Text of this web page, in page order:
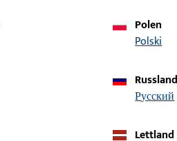
Polen
Polski
Russland
русский
Lettland